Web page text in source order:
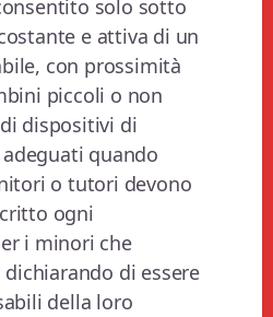
solo sotto
e attiva di un
con prossimità
piccoli o non
dispositivi di
quando
o tutori devono
ogni
i minori che
di essere
della loro